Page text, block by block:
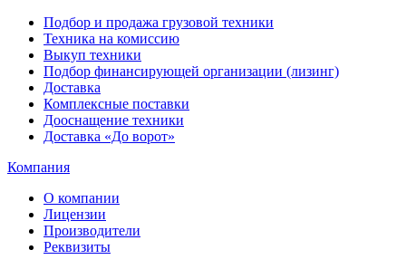
Подбор и продажа грузовой техники
Техника на комиссию
Выкуп техники
Подбор финансирующей организации (лизинг)
Доставка
Комплексные поставки
Дооснащение техники
Доставка «До ворот»
Компания
О компании
Лицензии
Производители
Реквизиты